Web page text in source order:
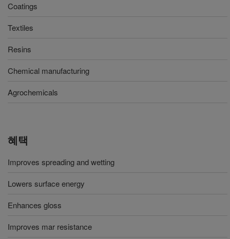
Coatings
Textiles
Resins
Chemical manufacturing
Agrochemicals
혜택
Improves spreading and wetting
Lowers surface energy
Enhances gloss
Improves mar resistance